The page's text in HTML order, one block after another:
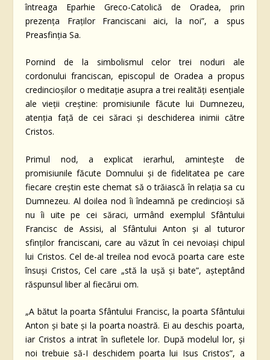
întreaga Eparhie Greco-Catolică de Oradea, prin
prezența Fraților Franciscani aici, la noi”, a spus
Preasfinția Sa.
Pornind de la simbolismul celor trei noduri ale
cordonului franciscan, episcopul de Oradea a propus
credincioșilor o meditație asupra a trei realități esențiale
ale vieții creștine: promisiunile făcute lui Dumnezeu,
atenția față de cei săraci și deschiderea inimii către
Cristos.
Primul nod, a explicat ierarhul, amintește de
promisiunile făcute Domnului și de fidelitatea pe care
fiecare creștin este chemat să o trăiască în relația sa cu
Dumnezeu. Al doilea nod îi îndeamnă pe credincioși să
nu îi uite pe cei săraci, urmând exemplul Sfântului
Francisc de Assisi, al Sfântului Anton și al tuturor
sfinților franciscani, care au văzut în cei nevoiași chipul
lui Cristos. Cel de-al treilea nod evocă poarta care este
însuși Cristos, Cel care „stă la ușă și bate”, așteptând
răspunsul liber al fiecărui om.
„A bătut la poarta Sfântului Francisc, la poarta Sfântului
Anton și bate și la poarta noastră. Ei au deschis poarta,
iar Cristos a intrat în sufletele lor. După modelul lor, și
noi trebuie să-I deschidem poarta lui Isus Cristos”, a